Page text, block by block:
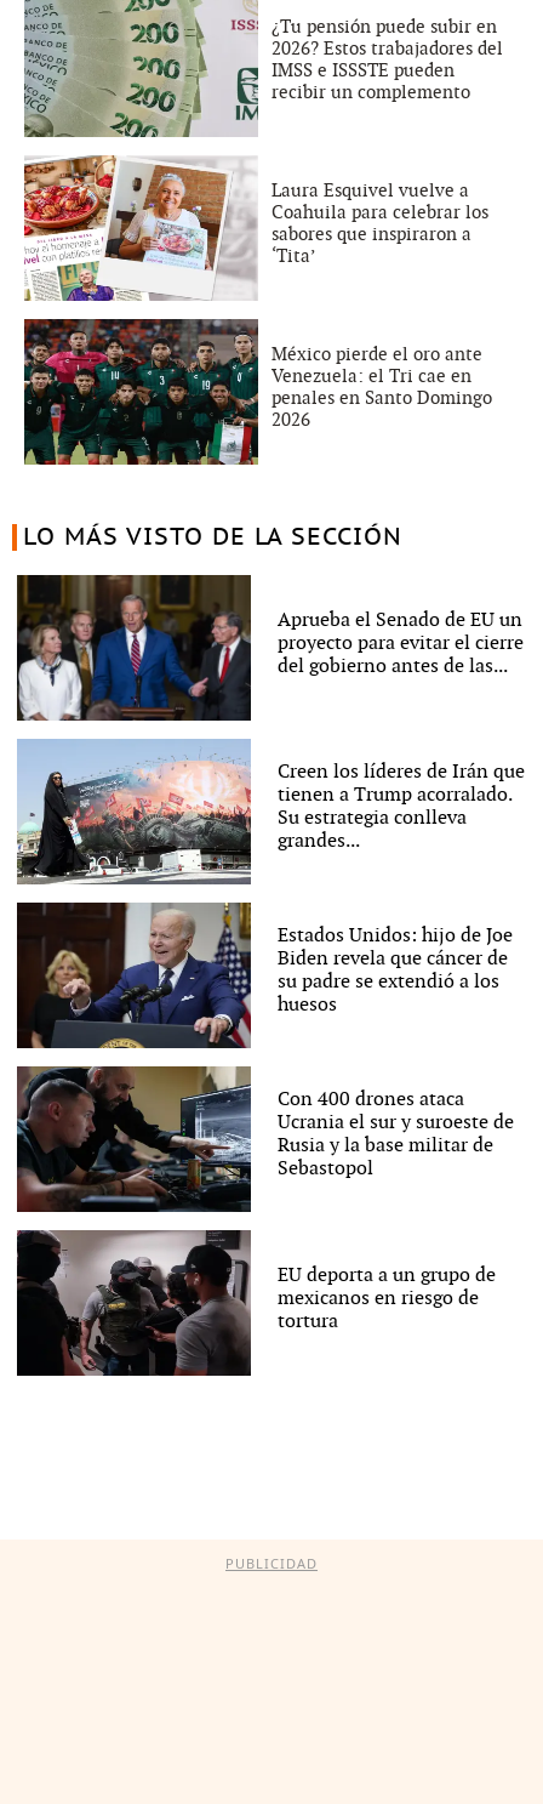
¿Tu pensión puede subir en
2026? Estos trabajadores del
IMSS e ISSSTE pueden
recibir un complemento
Laura Esquivel vuelve a
Coahuila para celebrar los
sabores que inspiraron a
‘Tita’
México pierde el oro ante
Venezuela: el Tri cae en
penales en Santo Domingo
2026
LO MÁS VISTO DE LA SECCIÓN
Aprueba el Senado de EU un
proyecto para evitar el cierre
del gobierno antes de las...
Creen los líderes de Irán que
tienen a Trump acorralado.
Su estrategia conlleva
grandes...
Estados Unidos: hijo de Joe
Biden revela que cáncer de
su padre se extendió a los
huesos
Con 400 drones ataca
Ucrania el sur y suroeste de
Rusia y la base militar de
Sebastopol
EU deporta a un grupo de
mexicanos en riesgo de
tortura
PUBLICIDAD